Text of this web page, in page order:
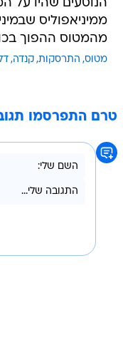
הנוסעים שהיו על
ממיניאפוליס
מהמטוס ההפוך
מטוס התרסקות קנדה
טרם התפרסמו